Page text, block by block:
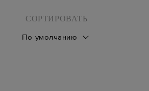
СОРТИРОВАТЬ
По умолчанию